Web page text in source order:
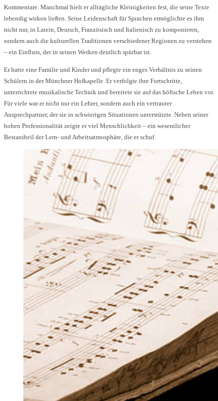
Kommentare. Manchmal hielt er alltägliche Kleinigkeiten fest, die seine Texte
lebendig wirken ließen. Seine Leidenschaft für Sprachen ermöglichte es ihm
nicht nur, in Latein, Deutsch, Französisch und Italienisch zu komponieren,
sondern auch die kulturellen Traditionen verschiedener Regionen zu verstehen
– ein Einfluss, der in seinen Werken deutlich spürbar ist.
Er hatte eine Familie und Kinder und pflegte ein enges Verhältnis zu seinen
Schülern in der Münchner Hofkapelle. Er verfolgte ihre Fortschritte,
unterrichtete musikalische Technik und bereitete sie auf das höfische Leben vor.
Für viele war er nicht nur ein Lehrer, sondern auch ein vertrauter
Ansprechpartner, der sie in schwierigen Situationen unterstützte. Neben seiner
hohen Professionalität zeigte er viel Menschlichkeit – ein wesentlicher
Bestandteil der Lern- und Arbeitsatmosphäre, die er schuf.